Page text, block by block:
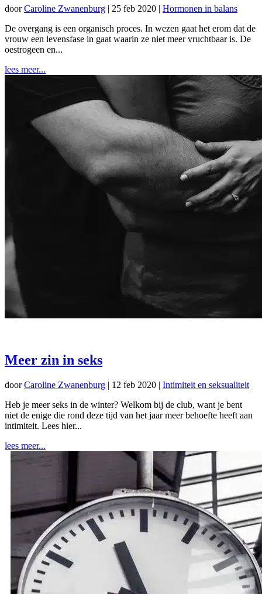
doorCaroline Zwanenburg | 25 feb 2020 | Hormonen in balans
De overgang is een organisch proces. In wezen gaat het erom dat de
vrouw een levensfase in gaat waarin ze niet meer vruchtbaar is. De
oestrogeen en...
lees meer...
Meer zin in seks
doorCaroline Zwanenburg | 12 feb 2020 | Intimiteit en seksualiteit
Heb je meer seks in de winter? Welkom bij de club, want je bent
niet de enige die rond deze tijd van het jaar meer behoefte heeft aan
intimiteit. Lees hier...
lees meer...